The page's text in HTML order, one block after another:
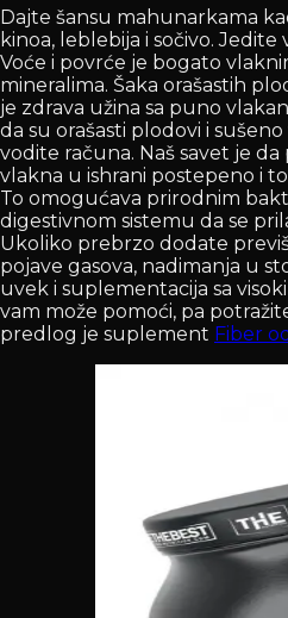
Dajte šansu mahunarkama
kinoa, leblebija i sočivo. Jedite
Voće i povrće je bogato
mineralima. Šaka orašastih
je zdrava užina sa puno
da su orašasti plodovi i
vodite računa. Naš savet je
vlakna u ishrani postepeno i
To omogućava prirodnim
digestivnom sistemu da se
Ukoliko prebrzo dodate
pojave gasova, nadimanja u
uvek i suplementacija sa
vam može pomoći, pa
predlog je suplement Fiber